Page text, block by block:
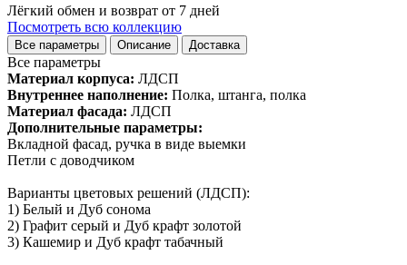
Лёгкий обмен и возврат от 7 дней
Посмотреть всю коллекцию
Все параметры Описание Доставка
Все параметры
Материал корпуса: ЛДСП
Внутреннее наполнение: Полка, штанга, полка
Материал фасада: ЛДСП
Дополнительные параметры:
Вкладной фасад, ручка в виде выемки
Петли с доводчиком
Варианты цветовых решений (ЛДСП):
1) Белый и Дуб сонома
2) Графит серый и Дуб крафт золотой
3) Кашемир и Дуб крафт табачный